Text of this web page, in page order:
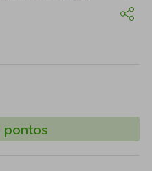
pontos